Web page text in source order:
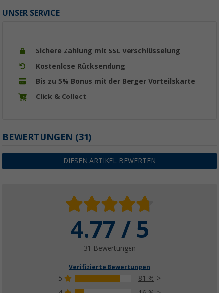
UNSER SERVICE
Sichere Zahlung mit SSL Verschlüsselung
Kostenlose Rücksendung
Bis zu 5% Bonus mit der Berger Vorteilskarte
Click & Collect
BEWERTUNGEN (31)
DIESEN ARTIKEL BEWERTEN
4.77 / 5
31 Bewertungen
Verifizierte Bewertungen
5
81 %